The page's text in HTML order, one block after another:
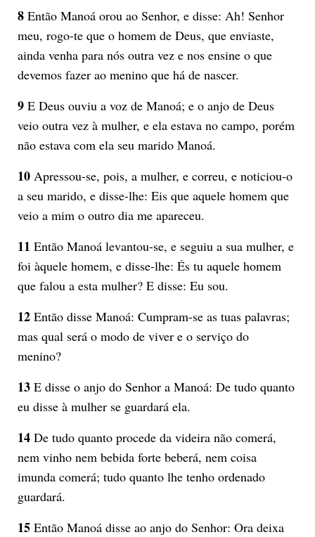
8Então Manoá orou ao Senhor, e disse: Ah! Senhor
meu, rogo-te que o homem de Deus, que enviaste,
ainda venha para nós outra vez e nos ensine o que
devemos fazer ao menino que há de nascer.
9E Deus ouviu a voz de Manoá; e o anjo de Deus
veio outra vez à mulher, e ela estava no campo, porém
não estava com ela seu marido Manoá.
10Apressou-se, pois, a mulher, e correu, e noticiou-o
a seu marido, e disse-lhe: Eis que aquele homem que
veio a mim o outro dia me apareceu.
11 Então Manoá levantou-se, e seguiu a sua mulher, e
foi àquele homem, e disse-lhe: És tu aquele homem
que falou a esta mulher? E disse: Eu sou.
12Então disse Manoá: Cumpram-se as tuas palavras;
mas qual será o modo de viver e o serviço do
menino?
13E disse o anjo do Senhor a Manoá: De tudo quanto
eu disse à mulher se guardará ela.
14De tudo quanto procede da videira não comerá,
nem vinho nem bebida forte beberá, nem coisa
imunda comerá; tudo quanto lhe tenho ordenado
guardará.
15Então Manoá disse ao anjo do Senhor: Ora deixa